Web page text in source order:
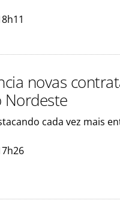
novas
Nordeste
cada vez mais